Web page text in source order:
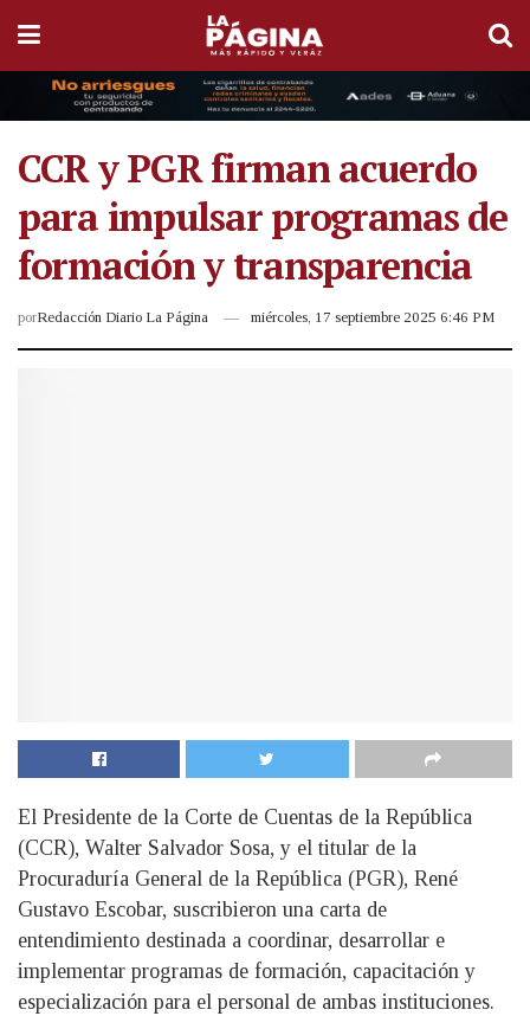
CCR y PGR firman acuerdo
para impulsar programas de
formación y transparencia
porRedacción Diario La Página miércoles, 17 septiembre 2025 6:46 PM
El Presidente de la Corte de Cuentas de la República
(CCR), Walter Salvador Sosa, y el titular de la
Procuraduría General de la República (PGR), René
Gustavo Escobar, suscribieron una carta de
entendimiento destinada a coordinar, desarrollar e
implementar programas de formación, capacitación y
especialización para el personal de ambas instituciones.